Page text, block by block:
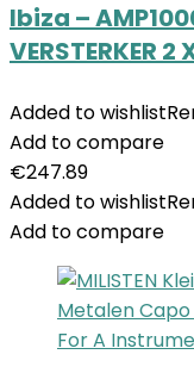
Ibiza –
VERSTERKER 2
Added to wishlist
Add to compare
€247.89
Added to wishlist
Add to compare